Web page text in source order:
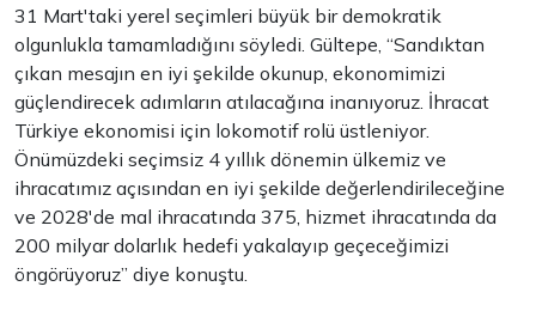
31 Mart'taki yerel seçimleri büyük bir demokratik
olgunlukla tamamladığını söyledi. Gültepe, “Sandıktan
çıkan mesajın en iyi şekilde okunup, ekonomimizi
güçlendirecek adımların atılacağına inanıyoruz. İhracat
Türkiye ekonomisi için lokomotif rolü üstleniyor.
Önümüzdeki seçimsiz 4 yıllık dönemin ülkemiz ve
ihracatımız açısından en iyi şekilde değerlendirileceğine
ve 2028'de mal ihracatında 375, hizmet ihracatında da
200 milyar dolarlık hedefi yakalayıp geçeceğimizi
öngörüyoruz” diye konuştu.